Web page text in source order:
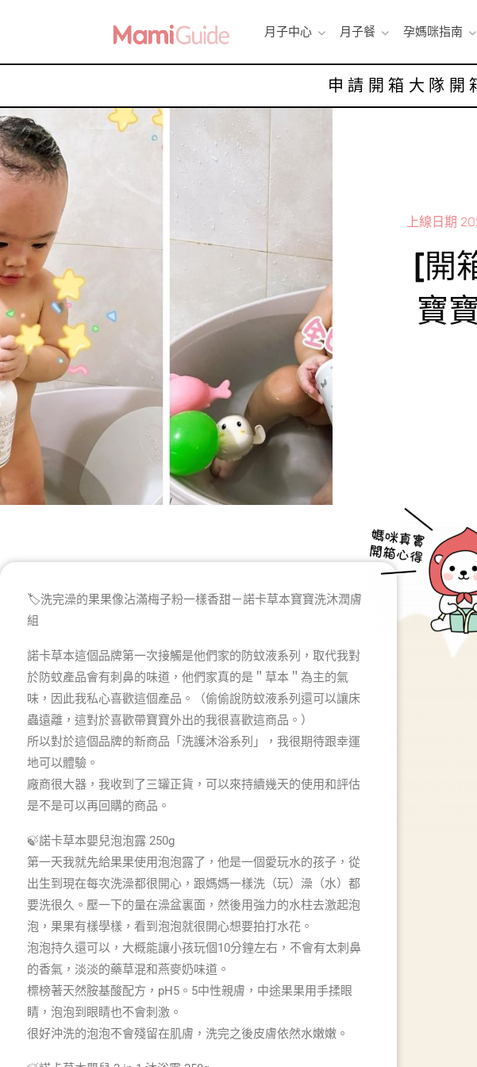
月子中心 月子餐 孕媽咪指南
申請開箱大隊 開
上線日期
[開
寶
🏷️洗完澡的果果像沾滿梅子粉一樣香甜－諾卡草本寶寶洗沐潤膚
組
諾卡草本這個品牌第一次接觸是他們家的防蚊液系列，取代我對
於防蚊產品會有刺鼻的味道，他們家真的是＂草本＂為主的氣
味，因此我私心喜歡這個產品。（偷偷說防蚊液系列還可以讓床
蟲遠離，這對於喜歡帶寶寶外出的我很喜歡這商品。）
所以對於這個品牌的新商品「洗護沐浴系列」，我很期待跟幸運
地可以體驗。
廠商很大器，我收到了三罐正貨，可以來持續幾天的使用和評估
是不是可以再回購的商品。
🍃諾卡草本嬰兒泡泡露 250g
第一天我就先給果果使用泡泡露了，他是一個愛玩水的孩子，從
出生到現在每次洗澡都很開心，跟媽媽一樣洗（玩）澡（水）都
要洗很久。壓一下的量在澡盆裏面，然後用強力的水柱去激起泡
泡，果果有樣學樣，看到泡泡就很開心想要拍打水花。
泡泡持久還可以，大概能讓小孩玩個10分鐘左右，不會有太刺鼻
的香氣，淡淡的藥草混和燕麥奶味道。
標榜著天然胺基酸配方，pH5。5中性親膚，中途果果用手揉眼
睛，泡泡到眼睛也不會刺激。
很好沖洗的泡泡不會殘留在肌膚，洗完之後皮膚依然水嫩嫩。